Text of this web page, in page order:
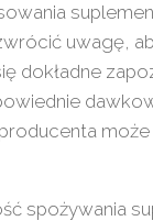
uwagę,
dokładne
spożywania